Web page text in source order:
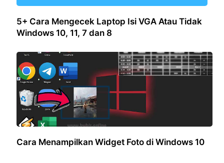
5+ Cara Mengecek Laptop Isi VGA Atau Tidak
Windows 10, 11, 7 dan 8
Cara Menampilkan Widget Foto di Windows 10